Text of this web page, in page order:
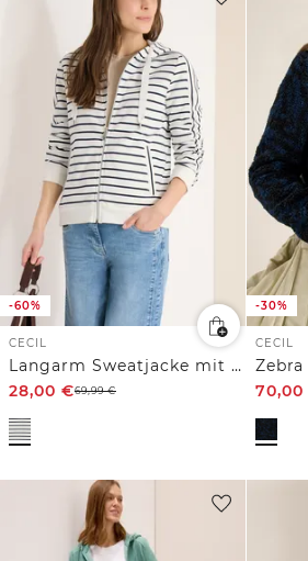
-60%
CECIL
Langarm Sweatjacke mit Kapuze
28,00 €69,99€
-30%
CECIL
70,00